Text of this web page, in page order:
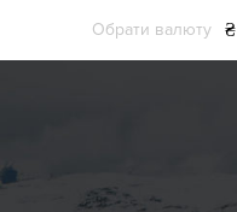
Обрати валюту ₴